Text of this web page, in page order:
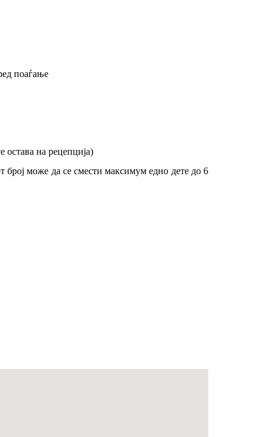
поаѓање
остава на рецепција)
број може да се смести максимум едно дете до 6